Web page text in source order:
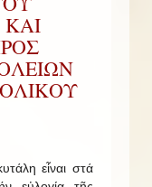
εἶναι στά